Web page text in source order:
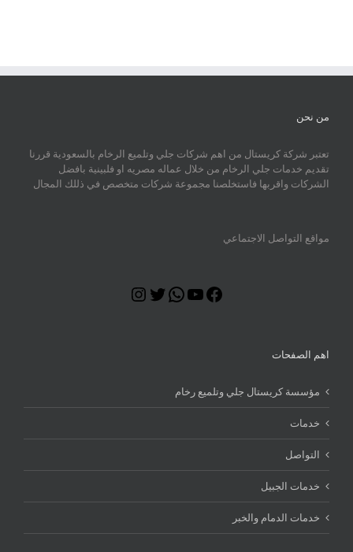
من نحن
تعتبر شركة كريستال من اهم شركات جلي وتلميع الرخام بالسعودية قررنا
تقديم خدمات جلي الرخام من خلال عماله مصريه او فلبينية بافضل
الشركات واقربها فاستخلصنا مجموعة شركات متخصص في ذللك المجال
مواقع التواصل الاجتماعي
Facebook
YouTube
WhatsApp
Twitter
اهم الصفحات
مؤسسة كريستال جلي وتلميع رخام
خدمات
التواصل
خدمات الجبيل
خدمات الدمام والخبر